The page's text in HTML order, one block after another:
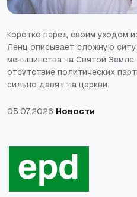
Коротко перед своим уходом
Ленц описывает сложную
меньшинства на Святой
отсутствие политических
сильно давят на церкви.
05.07.2026 Новости